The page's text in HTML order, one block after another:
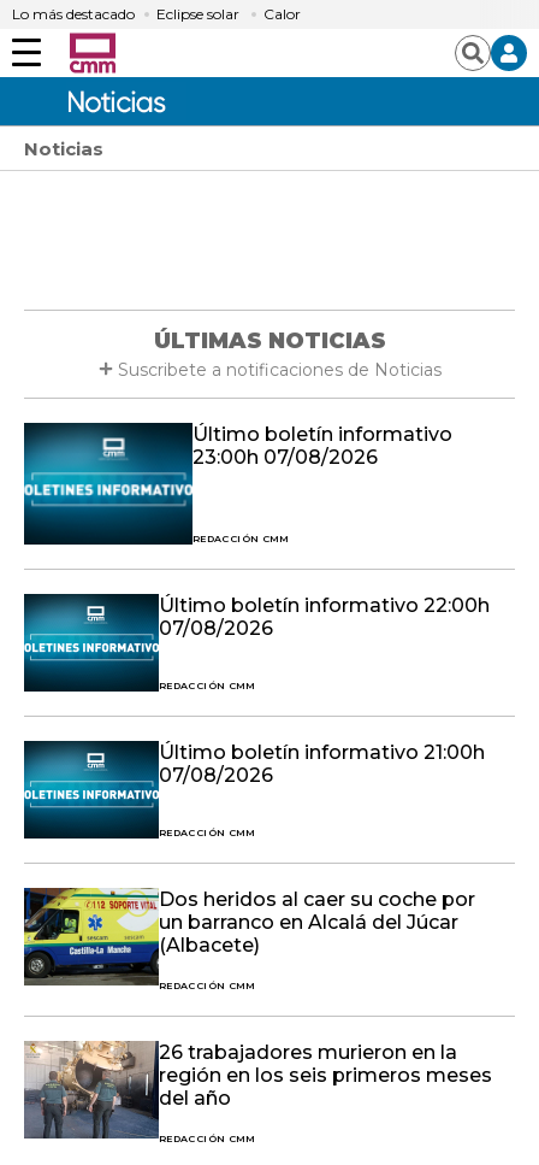
Lo más destacado Eclipse solar Calor
Menú Buscar
Noticias
ÚLTIMAS NOTICIAS
Suscribete a notificaciones de Noticias
Último boletín informativo
23:00h 07/08/2026
REDACCIÓN CMM
Último boletín informativo 22:00h
07/08/2026
REDACCIÓN CMM
Último boletín informativo 21:00h
07/08/2026
REDACCIÓN CMM
Dos heridos al caer su coche por
un barranco en Alcalá del Júcar
(Albacete)
REDACCIÓN CMM
26 trabajadores murieron en la
región en los seis primeros meses
del año
REDACCIÓN CMM